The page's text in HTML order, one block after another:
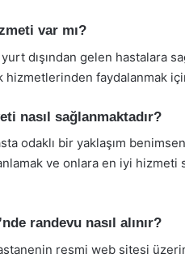
var mı?
dışından gelen hastalara
hizmetlerinden faydalanmak
nasıl sağlanmaktadır?
odaklı bir yaklaşım
ve onlara en iyi
randevu nasıl alınır?
resmi web sitesi